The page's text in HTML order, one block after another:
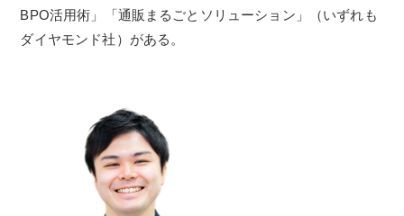
BPO活用術」「通販まるごとソリューション」（いずれも
ダイヤモンド社）がある。